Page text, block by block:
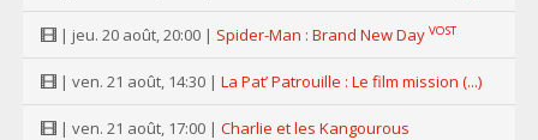
| jeu. 20 août, 20:00 | Spider-Man : Brand New Day VOST
| ven. 21 août, 14:30 | La Pat’ Patrouille : Le film mission (...)
| ven. 21 août, 17:00 | Charlie et les Kangourous